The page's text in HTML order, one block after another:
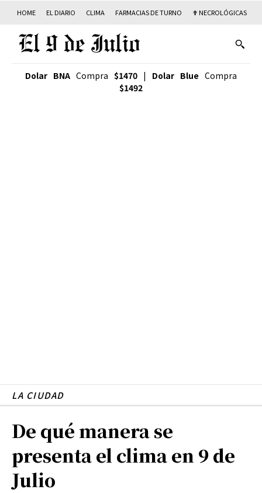
HOME EL DIARIO CLIMA FARMACIAS DE TURNO ✟ NECROLÓGICAS
Dolar BNA Compra $1470 | Dolar Blue Compra
$1492
LA CIUDAD
De qué manera se
presenta el clima en 9 de
Julio